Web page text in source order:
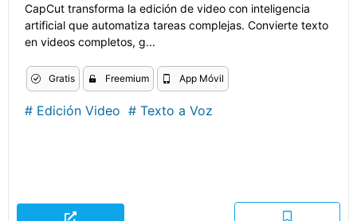
CapCut transforma la edición de video con inteligencia
artificial que automatiza tareas complejas. Convierte texto
en videos completos, g...
Gratis Freemium App Móvil
# Edición Video # Texto a Voz